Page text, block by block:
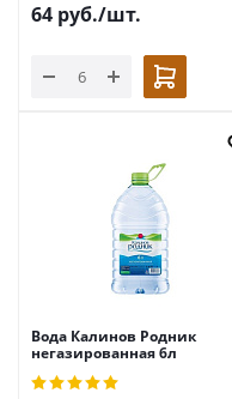
64 руб./шт.
Вода Калинов Родник
негазированная 6л